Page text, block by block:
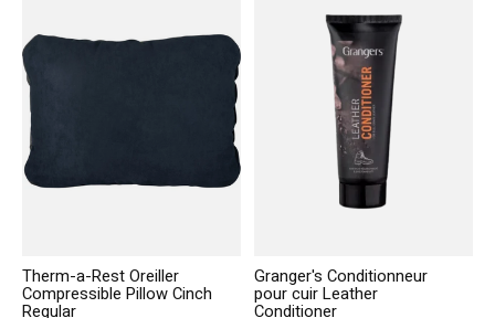
Therm-a-Rest Oreiller
Compressible Pillow Cinch
Regular
Granger's Conditionneur
pour cuir Leather
Conditioner